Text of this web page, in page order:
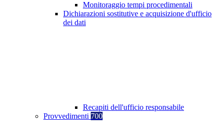
Monitoraggio tempi procedimentali
Dichiarazioni sostitutive e acquisizione d'ufficio
dei dati
Recapiti dell'ufficio responsabile
Provvedimenti 700